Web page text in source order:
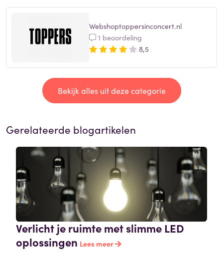
Webshoptoppersinconcert.nl
1 beoordeling
8,5
Bekijk alles uit deze categorie
Gerelateerde blogartikelen
Verlicht je ruimte met slimme LED
oplossingen Lees meer